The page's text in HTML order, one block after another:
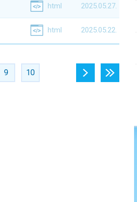
html 2025.05.27.
html 2025.05.22.
9 10 › »